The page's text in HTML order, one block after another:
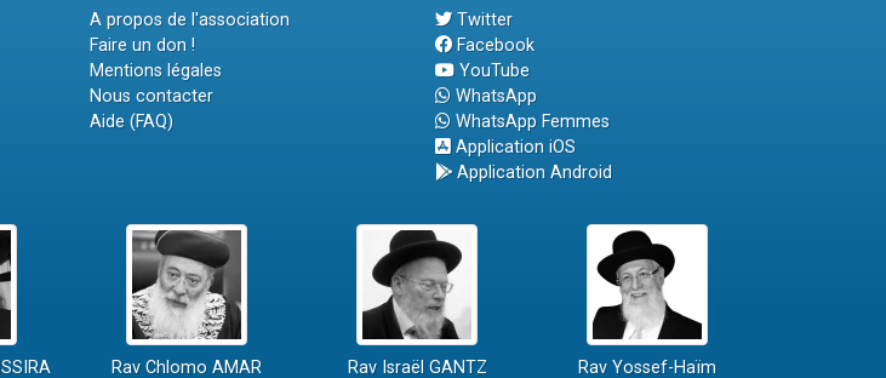
A propos de l'association
Faire un don !
Mentions légales
Nous contacter
Aide (FAQ)
Twitter
Facebook
YouTube
WhatsApp
WhatsApp Femmes
Application iOS
Application Android
Rav Chlomo AMAR Rav Israël GANTZ Rav Yossef-Haïm